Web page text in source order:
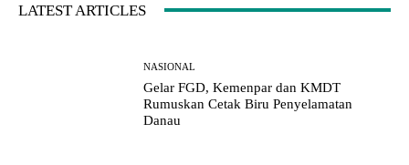
LATEST ARTICLES
NASIONAL
Gelar FGD, Kemenpar dan KMDT
Rumuskan Cetak Biru Penyelamatan
Danau